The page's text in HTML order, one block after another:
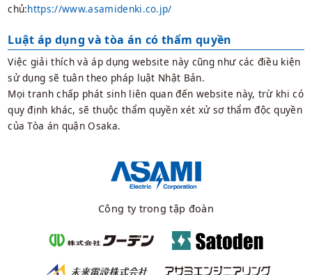
chủ:https://www.asamidenki.co.jp/
Luật áp dụng và tòa án có thẩm quyền
Việc giải thích và áp dụng website này cũng như các điều kiện
sử dụng sẽ tuân theo pháp luật Nhật Bản.
Mọi tranh chấp phát sinh liên quan đến website này, trừ khi có
quy định khác, sẽ thuộc thẩm quyền xét xử sơ thẩm độc quyền
của Tòa án quận Osaka.
Công ty trong tập đoàn